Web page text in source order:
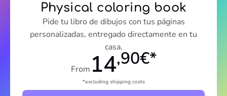
Physical coloring book
Pide tu libro de dibujos con tus páginas
personalizadas, entregado directamente en tu
casa.
From 14,90€*
*excluding shipping costs